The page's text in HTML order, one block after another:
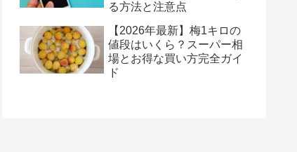
る方法と注意点
【2026年最新】梅1キロの
値段はいくら？スーパー相
場とお得な買い方完全ガイ
ド